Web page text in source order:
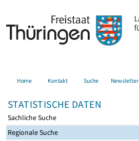
Home Kontakt Suche Newsletter
STATISTISCHE DATEN
Sachliche Suche
Regionale Suche